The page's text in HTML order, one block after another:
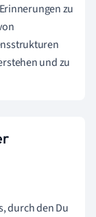
zu
und zu
durch den Du